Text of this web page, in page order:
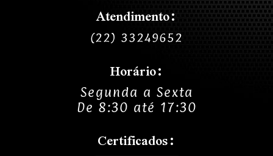
Atendimento:
(22) 33249652
Horário:
Segunda a Sexta
De 8:30 até 17:30
Certificados: